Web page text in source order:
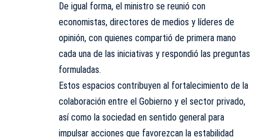
De igual forma, el ministro se reunió con
economistas, directores de medios y líderes de
opinión, con quienes compartió de primera mano
cada una de las iniciativas y respondió las preguntas
formuladas.
Estos espacios contribuyen al fortalecimiento de la
colaboración entre el Gobierno y el sector privado,
así como la sociedad en sentido general para
impulsar acciones que favorezcan la estabilidad